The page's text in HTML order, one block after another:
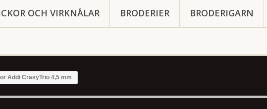
OCH VIRKNÅLAR BRODERIER BRODERIGARN
Addi CrasyTrio 4,5 mm